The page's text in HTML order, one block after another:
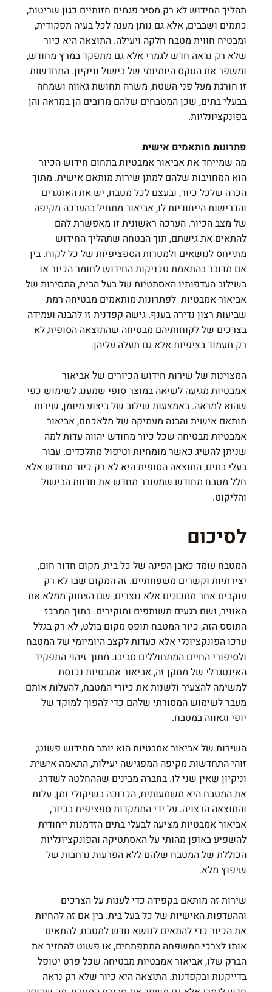
תהליך החידוש לא רק מסיר פגמים חזותיים כגון שריטות,
כתמים ושבבים, אלא גם נותן מענה לכל בעיה תפקודית,
ומבטיח חווית מטבח חלקה ויעילה. התוצאה היא כיור
שלא רק נראה חדש לגמרי אלא גם מתפקד במרץ מחודש,
ומשפר את הטקס היומיומי של בישול וניקיון. התחדשות
זו חורגת מעל פני השטח, משרה תחושת גאווה ושמחה
בבעלי בתים, שכן המטבחים שלהם מרובים הן במראה והן
בפונקציונליות.
פתרונות מותאמים אישית
מה שמייחד את אביאור אמבטיות בתחום חידוש הכיור
הוא המחויבות שלהם למתן שירות מותאם אישית. מתוך
הכרה שלכל כיור, ובעצם לכל מטבח, יש את האתגרים
והדרישות הייחודיות לו, אביאור מתחיל בהערכה מקיפה
של מצב הכיור. הערכה ראשונית זו מאפשרת להם
להתאים את גישתם, תוך הבטחה שתהליך החידוש
מתייחס לנושאים ולמטרות הספציפיות של כל לקוח. בין
אם מדובר בהתאמת טכניקות החידוש לחומר הכיור או
בשילוב העדפותיו האסתטיות של בעל הבית, המסירות של
אביאור אמבטיות לפתרונות מותאמים מבטיחה רמת
שביעות רצון נדירה בענף. גישה קפדנית זו להבנה ועמידה
בצרכים של לקוחותיהם מבטיחה שהתוצאה הסופית לא
רק תעמוד בציפיות אלא גם תעלה עליהן.
המצוינות של שירות חידוש הכיורים של אביאור
אמבטיות מגיעה לשיאה במוצר סופי שמענג לשימוש כפי
שהוא למראה. באמצעות שילוב של ביצוע מיומן, שירות
מותאם אישית והבנה מעמיקה של מלאכתם, אביאור
אמבטיות מבטיחה שכל כיור מחודש יהווה עדות למה
שניתן להשיג כאשר מומחיות וטיפול מתלכדים. עבור
בעלי בתים, התוצאה הסופית היא לא רק כיור מחודש אלא
חלל מטבח מחודש שמעורר מחדש את חדוות הבישול
והליקוט.
לסיכום
המטבח עומד כאבן הפינה של כל בית, מקום חדור חום,
יצירתיות וקשרים משפחתיים. זה המקום שבו לא רק
עוקבים אחר מתכונים אלא נוצרים, שם הצחוק ממלא את
האוויר, ושם רגעים משותפים ומוקירים. בתוך המרכז
התוסס הזה, כיור המטבח תופס מקום בולט, לא רק בגלל
ערכו הפונקציונלי אלא כעדות לקצב היומיומי של המטבח
ולסיפורי החיים המתחוללים סביבו. מתוך זיהוי התפקיד
האינטגרלי של מתקן זה, אביאור אמבטיות נכנסת
למשימה להצעיר ולשנות את כיורי המטבח, להעלות אותם
מעבר לשימוש המסורתי שלהם כדי להפוך למוקד של
יופי וגאווה במטבח.
השירות של אביאור אמבטיות הוא יותר מחידוש פשוט;
זוהי התחדשות מקיפה המפגישה יעילות, התאמה אישית
וניקיון שאין שני לו. בחברה מבינים שההחלטה לשדרג
את המטבח היא משמעותית, הכרוכה בשיקולי זמן, עלות
והתוצאה הרצויה. על ידי התמקדות ספציפית בכיור,
אביאור אמבטיות מציעה לבעלי בתים הזדמנות ייחודית
להשפיע באופן מהותי על האסתטיקה והפונקציונליות
הכוללת של המטבח שלהם ללא הפרעות נרחבות של
שיפוץ מלא.
שירות זה מותאם בקפידה כדי לענות על הצרכים
וההעדפות האישיות של כל בעל בית. בין אם זה להחיות
את הכיור כדי להתאים לנושא חדש למטבח, להתאים
אותו לצרכי המשפחה המתפתחים, או פשוט להחזיר את
הברק שלו, אביאור אמבטיות מבטיחה שכל פרט יטופל
בדייקנות ובקפדנות. התוצאה היא כיור שלא רק נראה